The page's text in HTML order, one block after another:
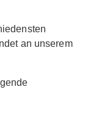
an unserem